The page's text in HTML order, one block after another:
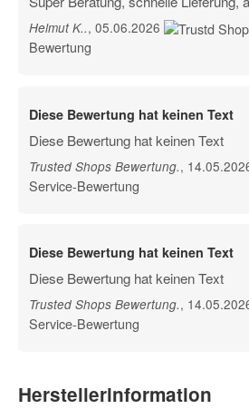
Helmut K.., 05.06.2026
Bewertung
Diese Bewertung hat keinen Text
Diese Bewertung hat keinen Text
Trusted Shops Bewertung.,
Service-Bewertung
Diese Bewertung hat keinen Text
Diese Bewertung hat keinen Text
Trusted Shops Bewertung.,
Service-Bewertung
Herstellerinformation